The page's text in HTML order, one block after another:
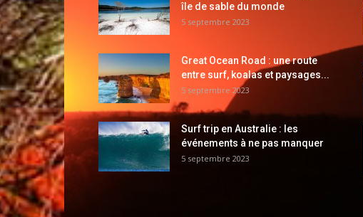
île de sable du monde
5 septembre 2023
Great Ocean Road : une route
entre surf, koalas et paysages...
5 septembre 2023
Surf trip en Australie : les
événements à ne pas manquer
5 septembre 2023